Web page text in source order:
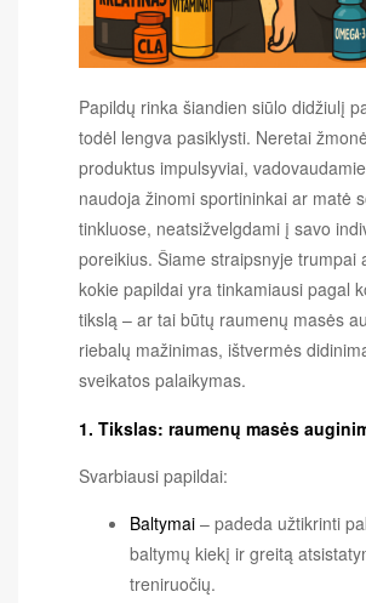
Papildų rinka šiandien siūlo didžiulį
todėl lengva pasiklysti. Neretai
produktus impulsyviai,
naudoja žinomi sportininkai ar matė
tinkluose, neatsižvelgdami į savo
poreikius. Šiame straipsnyje trumpai
kokie papildai yra tinkamiausi pagal
tikslą – ar tai būtų raumenų masės
riebalų mažinimas, ištvermės
sveikatos palaikymas.
1. Tikslas: raumenų masės
Svarbiausi papildai:
Baltymai – padeda užtikrinti
baltymų kiekį ir greitą
treniruočių.